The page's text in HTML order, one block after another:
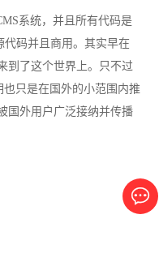
系统，并且所有代码是
码并且商用。其实早在
到了这个世界上。只不过
只是在国外的小范围内推
国外用户广泛接纳并传播